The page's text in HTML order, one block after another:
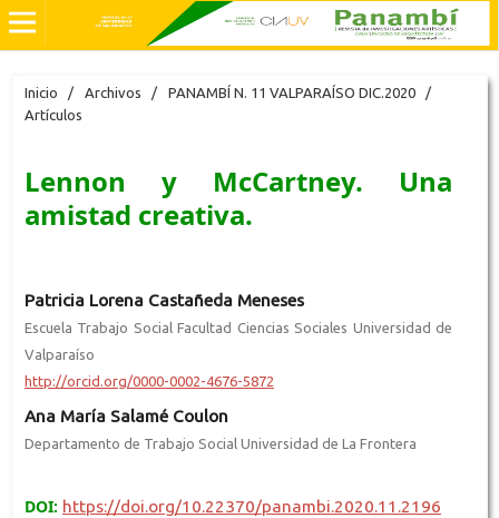
Inicio / Archivos / PANAMBÍ N. 11 VALPARAÍSO DIC.2020
/
Artículos
Lennon y McCartney. Una
amistad creativa.
Patricia Lorena Castañeda Meneses
Escuela Trabajo Social Facultad Ciencias Sociales Universidad de
Valparaíso
http://orcid.org/0000-0002-4676-5872
Ana María Salamé Coulon
Departamento de Trabajo Social Universidad de La Frontera
DOI: https://doi.org/10.22370/panambi.2020.11.2196